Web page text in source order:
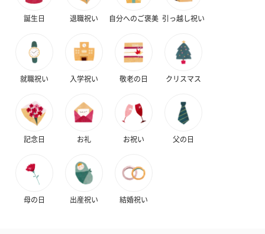
誕生日 退職祝い 自分へのご褒美 引っ越し祝い
就職祝い 入学祝い 敬老の日 クリスマス
記念日 お礼 お祝い 父の日
母の日 出産祝い 結婚祝い